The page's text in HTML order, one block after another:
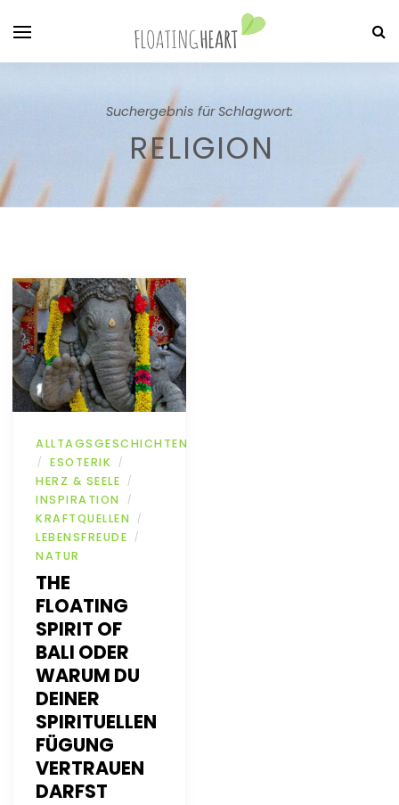
Suchergebnis für Schlagwort:
RELIGION
ALLTAGSGESCHICHTEN
/ ESOTERIK /
HERZ & SEELE /
INSPIRATION /
KRAFTQUELLEN /
LEBENSFREUDE /
NATUR
THE
FLOATING
SPIRIT OF
BALI ODER
WARUM DU
DEINER
SPIRITUELLEN
FÜGUNG
VERTRAUEN
DARFST